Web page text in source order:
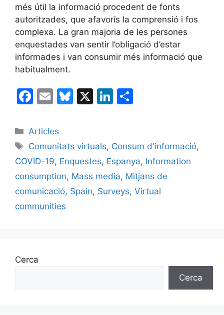
més útil la informació procedent de fonts
autoritzades, que afavorís la comprensió i fos
complexa. La gran majoria de les persones
enquestades van sentir l’obligació d’estar
informades i van consumir més informació que
habitualment.
F
c
e
b
o
o
k
E
ai
l
Bl
s
k
y
X
Li
e
dI
n
p
ar
te
ix
Categories
Articles
Etiquetes
Comunitats virtuals, Consum d'informació,
COVID-19, Enquestes, Espanya, Information
consumption, Mass media, Mitjans de
comunicació, Spain, Surveys, Virtual
communities
Cerca
Cerca